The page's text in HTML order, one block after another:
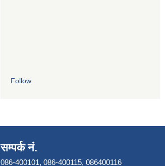
Follow
सम्पर्क नं.
086-400101, 086-400115, 086400116